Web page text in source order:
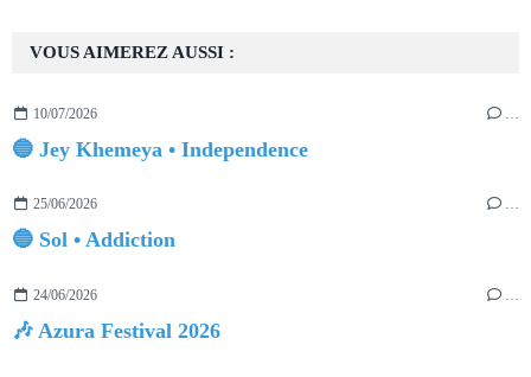
VOUS AIMEREZ AUSSI :
10/07/2026 …
🔵 Jey Khemeya • Independence
25/06/2026 …
🔵 Sol • Addiction
24/06/2026
🎶 Azura Festival 2026